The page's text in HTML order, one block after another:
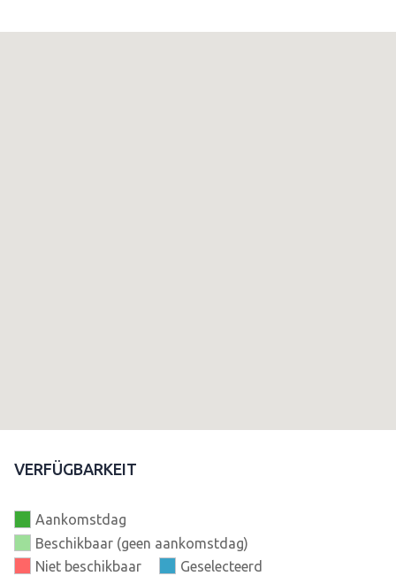
VERFÜGBARKEIT
Aankomstdag
Beschikbaar (geen aankomstdag)
Niet beschikbaar
Geselecteerd